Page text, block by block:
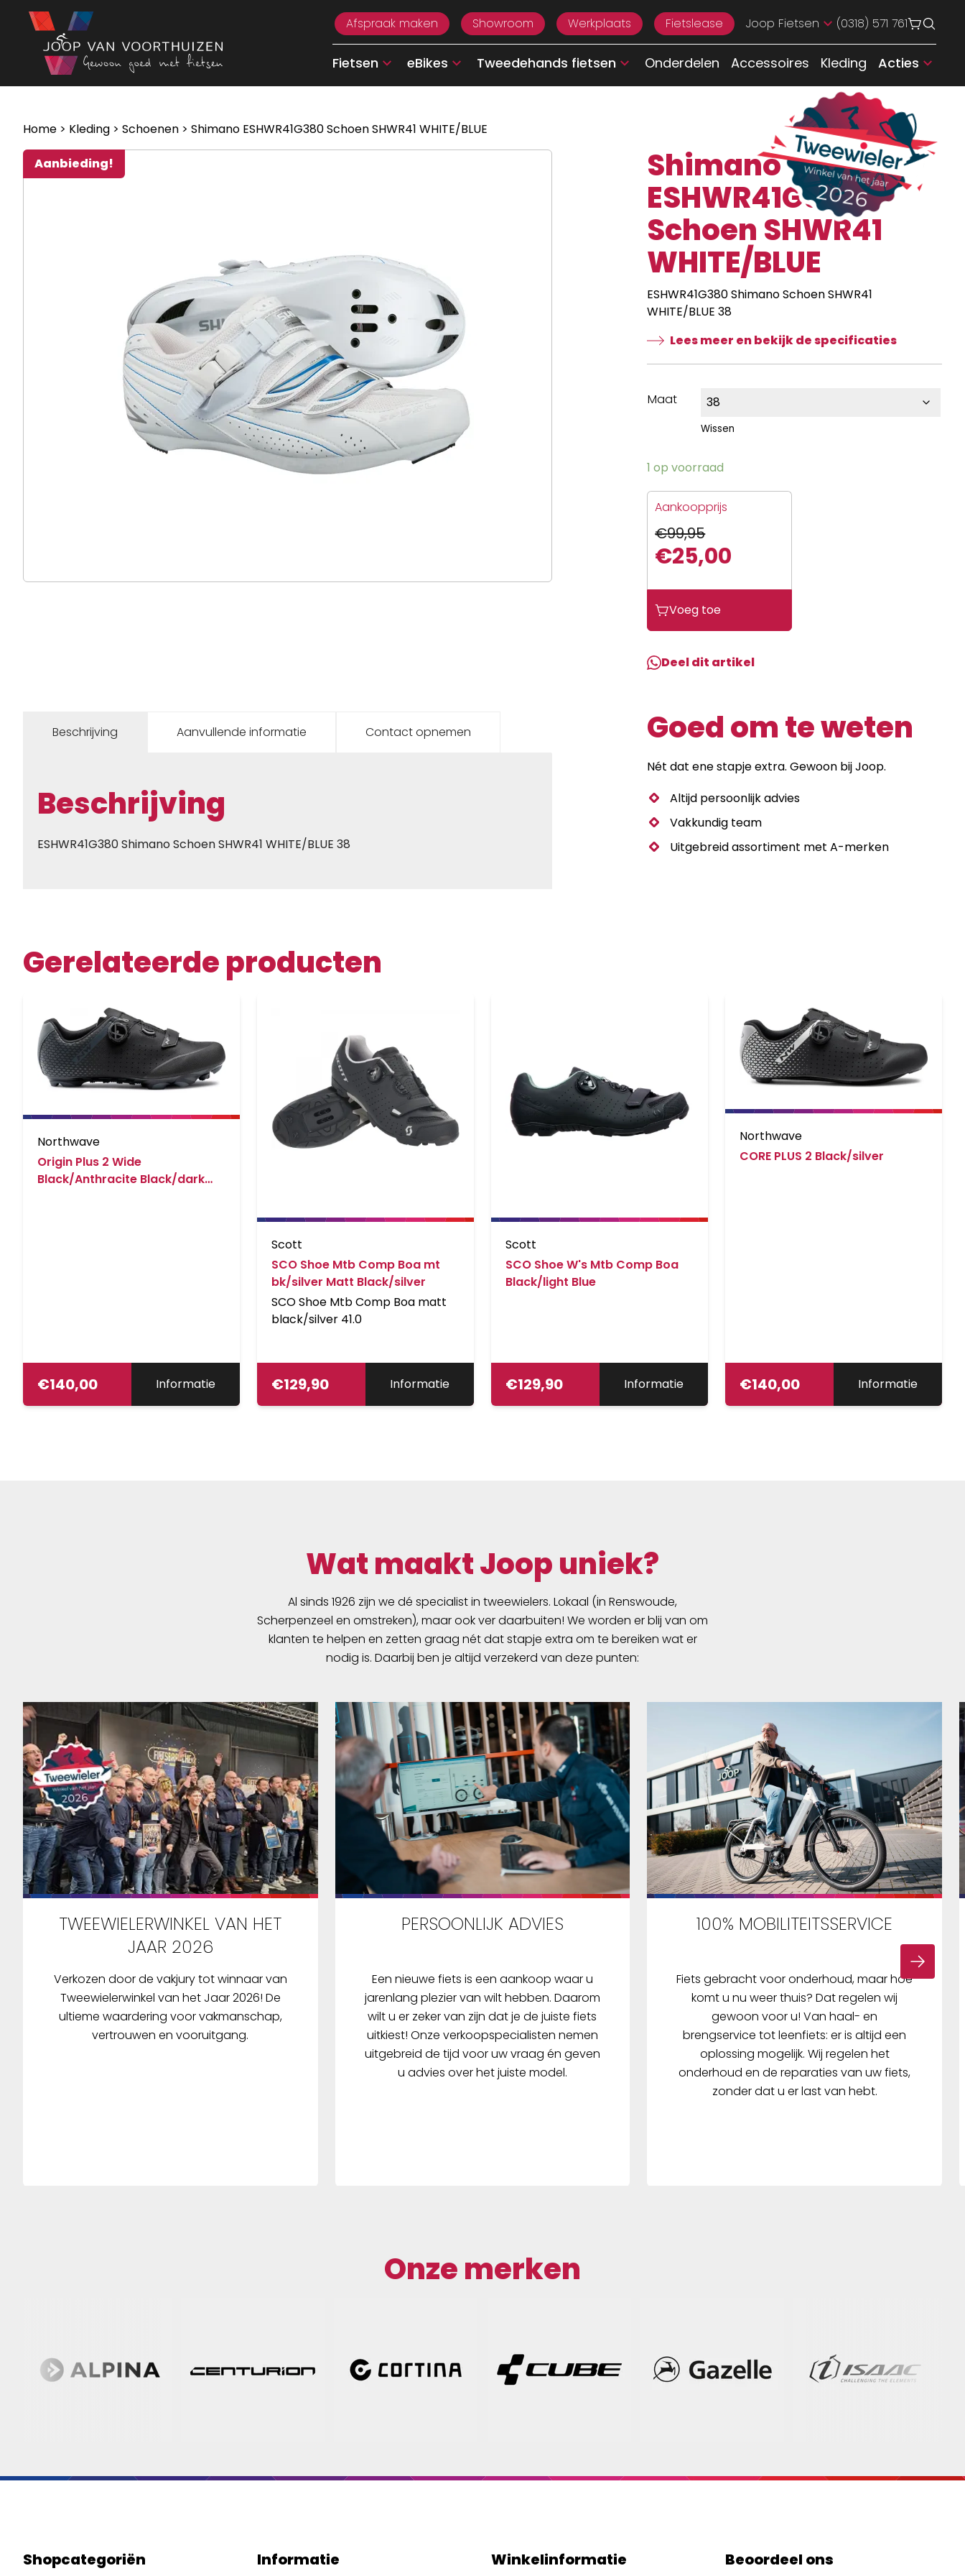
Ga naar de inhoud
Afspraak maken
Showroom Werkplaats Fietslease Joop Fietsen (0318) 571 761
Fietsen eBikes Tweedehands fietsen Onderdelen Accessoires Kleding Acties
Home > Kleding > Schoenen > Shimano ESHWR41G380 Schoen SHWR41 WHITE/BLUE
Aanbieding!
Shimano
ESHWR41G380
Schoen SHWR41
WHITE/BLUE
ESHWR41G380 Shimano Schoen SHWR41
WHITE/BLUE 38
Lees meer en bekijk de specificaties
Maat
Wissen
1 op voorraad
Aankoopprijs
€99,95
prijs
was:
€99,95.
€25,00
prijs
is:
€25,00.
Voeg toe
Deel dit artikel
Beschrijving Aanvullende informatie Contact opnemen
Beschrijving
ESHWR41G380 Shimano Schoen SHWR41 WHITE/BLUE 38
Goed om te weten
Nét dat ene stapje extra. Gewoon bij Joop.
Altijd persoonlijk advies
Vakkundig team
Uitgebreid assortiment met A-merken
Gerelateerde producten
Northwave
Origin Plus 2 Wide
Black/Anthracite Black/dark
€140,00 Informatie
Scott
SCO Shoe Mtb Comp Boa mt
bk/silver Matt Black/silver
SCO Shoe Mtb Comp Boa matt
black/silver 41.0
€129,90 Informatie
Scott
SCO Shoe W's Mtb Comp Boa
Black/light Blue
€129,90 Informatie
Northwave
CORE PLUS 2 Black/silver
€140,00 Informatie
Wat maakt Joop uniek?
Al sinds 1926 zijn we dé specialist in tweewielers. Lokaal (in Renswoude,
Scherpenzeel en omstreken), maar ook ver daarbuiten! We worden er blij van om
klanten te helpen en zetten graag nét dat stapje extra om te bereiken wat er
nodig is. Daarbij ben je altijd verzekerd van deze punten:
TWEEWIELERWINKEL VAN HET
JAAR 2026
Verkozen door de vakjury tot winnaar van
Tweewielerwinkel van het Jaar 2026! De
ultieme waardering voor vakmanschap,
vertrouwen en vooruitgang.
PERSOONLIJK ADVIES
Een nieuwe fiets is een aankoop waar u
jarenlang plezier van wilt hebben. Daarom
wilt u er zeker van zijn dat je de juiste fiets
uitkiest! Onze verkoopspecialisten nemen
uitgebreid de tijd voor uw vraag én geven
u advies over het juiste model.
100% MOBILITEITSSERVICE
Fiets gebracht voor onderhoud, maar hoe
komt u nu weer thuis? Dat regelen wij
gewoon voor u! Van haal- en
brengservice tot leenfiets: er is altijd een
oplossing mogelijk. Wij regelen het
onderhoud en de reparaties van uw fiets,
zonder dat u er last van hebt.
Onze merken
Shopcategoriën Informatie Winkelinformatie Beoordeel ons